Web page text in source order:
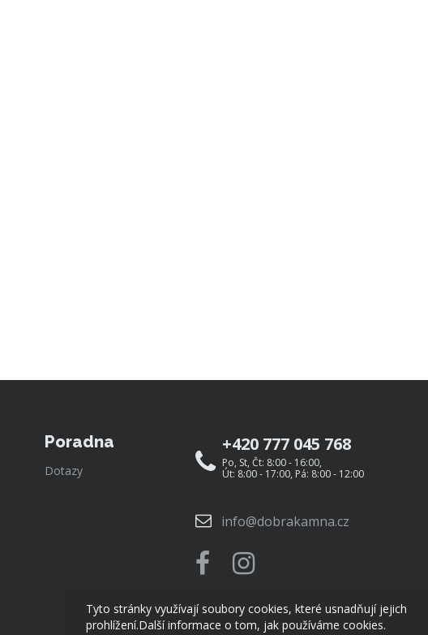
Poradna
Dotazy
+420 777 045 768
Po, St, Čt: 8:00 - 16:00,
Út: 8:00 - 17:00, Pá: 8:00 - 12:00
info@dobrakamna.cz
Tyto stránky využívají soubory cookies, které usnadňují jejich
prohlížení.Další informace o tom, jak používáme cookies.